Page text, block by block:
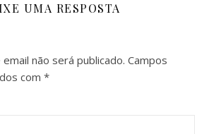
UMA RESPOSTA
não será publicado. Campos
com *